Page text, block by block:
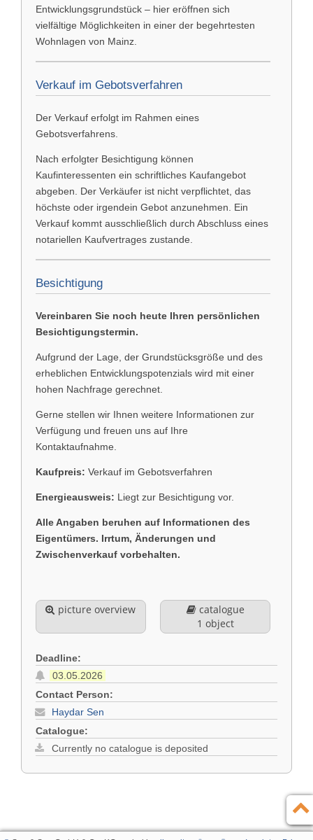
Entwicklungsgrundstück – hier eröffnen sich
vielfältige Möglichkeiten in einer der begehrtesten
Wohnlagen von Mainz.
Verkauf im Gebotsverfahren
Der Verkauf erfolgt im Rahmen eines
Gebotsverfahrens.
Nach erfolgter Besichtigung können
Kaufinteressenten ein schriftliches Kaufangebot
abgeben. Der Verkäufer ist nicht verpflichtet, das
höchste oder irgendein Gebot anzunehmen. Ein
Verkauf kommt ausschließlich durch Abschluss eines
notariellen Kaufvertrages zustande.
Besichtigung
Vereinbaren Sie noch heute Ihren persönlichen
Besichtigungstermin.
Aufgrund der Lage, der Grundstücksgröße und des
erheblichen Entwicklungspotenzials wird mit einer
hohen Nachfrage gerechnet.
Gerne stellen wir Ihnen weitere Informationen zur
Verfügung und freuen uns auf Ihre
Kontaktaufnahme.
Kaufpreis: Verkauf im Gebotsverfahren
Energieausweis: Liegt zur Besichtigung vor.
Alle Angaben beruhen auf Informationen des
Eigentümers. Irrtum, Änderungen und
Zwischenverkauf vorbehalten.
picture overview
catalogue
1 object
Deadline:
03.05.2026
Contact Person:
Haydar Sen
Catalogue:
Currently no catalogue is deposited